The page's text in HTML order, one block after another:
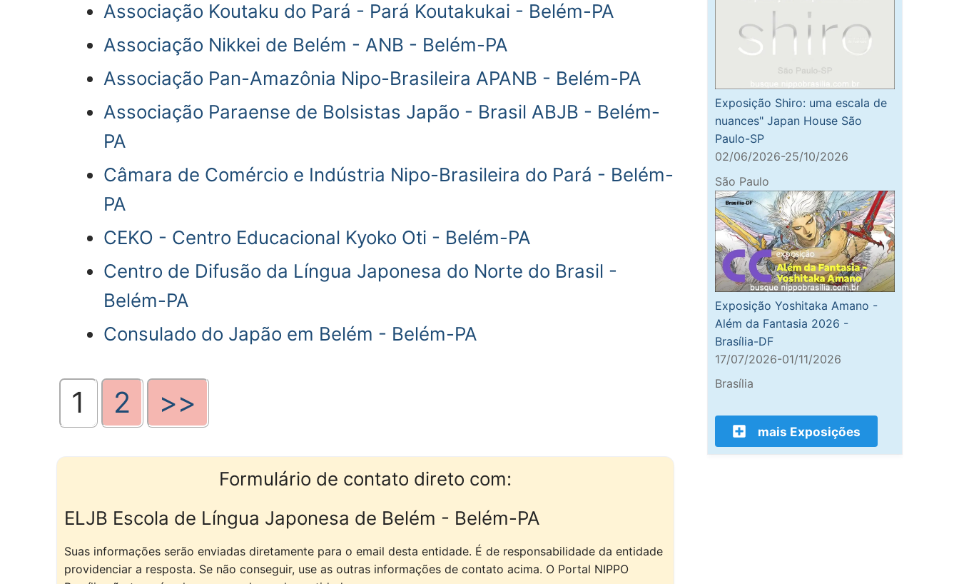
Associação Koutaku do Pará - Pará Koutakukai - Belém-PA
Associação Nikkei de Belém - ANB - Belém-PA
Associação Pan-Amazônia Nipo-Brasileira APANB - Belém-PA
Associação Paraense de Bolsistas Japão - Brasil ABJB - Belém-
PA
Câmara de Comércio e Indústria Nipo-Brasileira do Pará - Belém-
PA
CEKO - Centro Educacional Kyoko Oti - Belém-PA
Centro de Difusão da Língua Japonesa do Norte do Brasil -
Belém-PA
Consulado do Japão em Belém - Belém-PA
1 2 >>
Formulário de contato direto com:
ELJB Escola de Língua Japonesa de Belém - Belém-PA
Suas informações serão enviadas diretamente para o email desta entidade. É de responsabilidade da entidade
providenciar a resposta. Se não conseguir, use as outras informações de contato acima. O Portal NIPPO
Exposição Shiro: uma escala de
nuances" Japan House São
Paulo-SP
02/06/2026-25/10/2026
São Paulo
Exposição Yoshitaka Amano -
Além da Fantasia 2026 -
Brasília-DF
17/07/2026-01/11/2026
Brasília
mais Exposições